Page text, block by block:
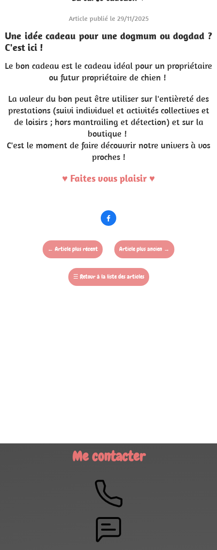
Article publié le 29/11/2025
Une idée cadeau pour une dogmum ou dogdad ?
C'est ici !
Le bon cadeau est le cadeau idéal pour un propriétaire
ou futur propriétaire de chien !
La valeur du bon peut être utiliser sur l'entièreté des
prestations (suivi individuel et activités collectives et
de loisirs ; hors mantrailing et détection) et sur la
boutique !
C'est le moment de faire découvrir notre univers à vos
proches !
♥ Faites vous plaisir ♥

← Article plus récent Article plus ancien →
☰ Retour à la liste des articles
Me contacter